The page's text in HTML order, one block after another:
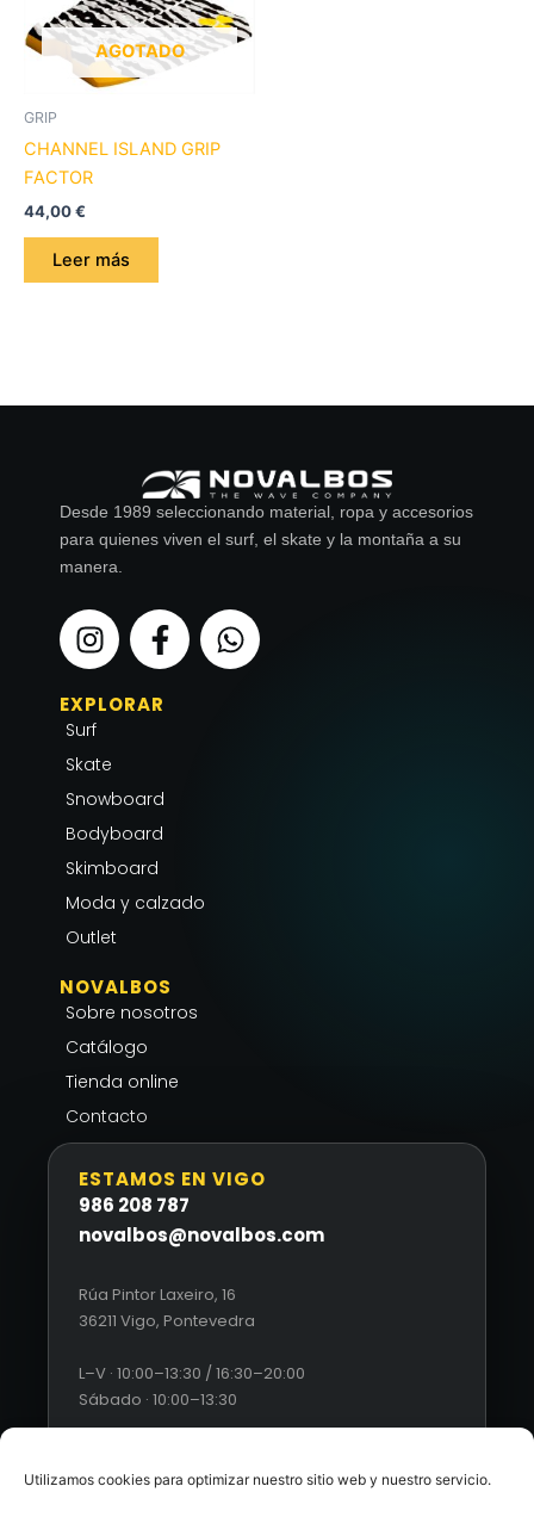
Utilizamos cookies para optimizar nuestro sitio web y nuestro servicio.
AGOTADO
GRIP
CHANNEL ISLAND GRIP
FACTOR
44,00€
Leer más
Desde 1989 seleccionando material, ropa y accesorios
para quienes viven el surf, el skate y la montaña a su
manera.
I
n
s
t
a
g
r
a
m
F
a
c
e
o
k
f
W
h
a
EXPLORAR
Surf
Skate
Snowboard
Bodyboard
Skimboard
Moda y calzado
Outlet
NOVALBOS
Sobre nosotros
Catálogo
Tienda online
Contacto
ESTAMOS EN VIGO
986 208 787
novalbos@novalbos.com
Rúa Pintor Laxeiro, 16
36211 Vigo, Pontevedra
L–V · 10:00–13:30 / 16:30–20:00
Sábado · 10:00–13:30